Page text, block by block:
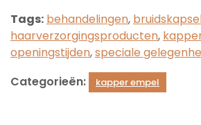
Tags: behandelingen,
haarverzorgingsproducten,
openingstijden,speciale
Categorieën:
kapper empel